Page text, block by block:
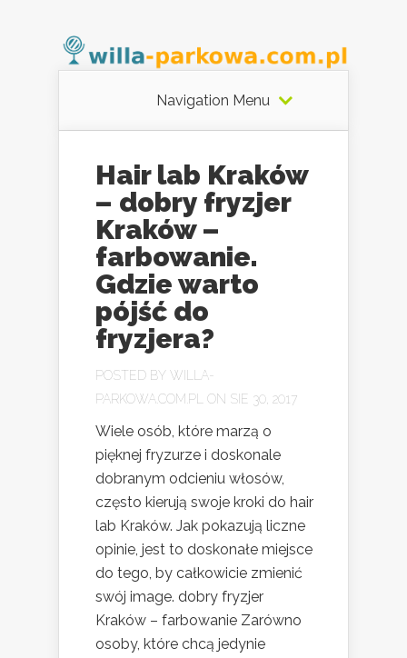
Navigation Menu
Hair lab Kraków
– dobry fryzjer
Kraków –
farbowanie.
Gdzie warto
pójść do
fryzjera?
POSTED BY WILLA-
PARKOWA.COM.PL
ON SIE 30, 2017
Wiele osób, które marzą o
pięknej fryzurze i doskonale
dobranym odcieniu włosów,
często kierują swoje kroki do hair
lab Kraków. Jak pokazują liczne
opinie, jest to doskonałe miejsce
do tego, by całkowicie zmienić
swój image. dobry fryzjer
Kraków – farbowanie Zarówno
osoby, które chcą jedynie